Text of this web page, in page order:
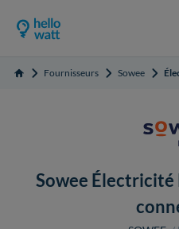
Accueil Fournisseurs Sowee
Sowee Électricité